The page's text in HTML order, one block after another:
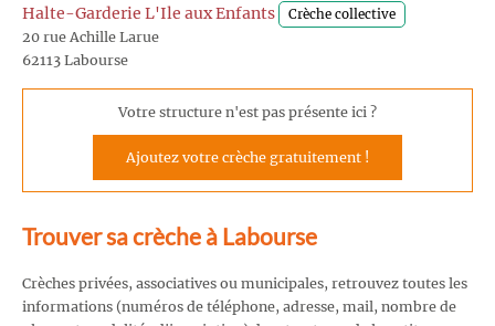
Halte-Garderie L'Ile aux Enfants Crèche collective
20 rue Achille Larue
62113 Labourse
Votre structure n'est pas présente ici ?
Ajoutez votre crèche gratuitement !
Trouver sa crèche à Labourse
Crèches privées, associatives ou municipales, retrouvez toutes les
informations (numéros de téléphone, adresse, mail, nombre de